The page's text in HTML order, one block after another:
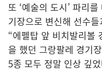
또 ‘예술의 도시’ 파리
기장으로 변신해 선수
“에펠탑 앞 비치발리볼
을 했던 그랑팔레 경기
5종 모두 정말 인상 깊